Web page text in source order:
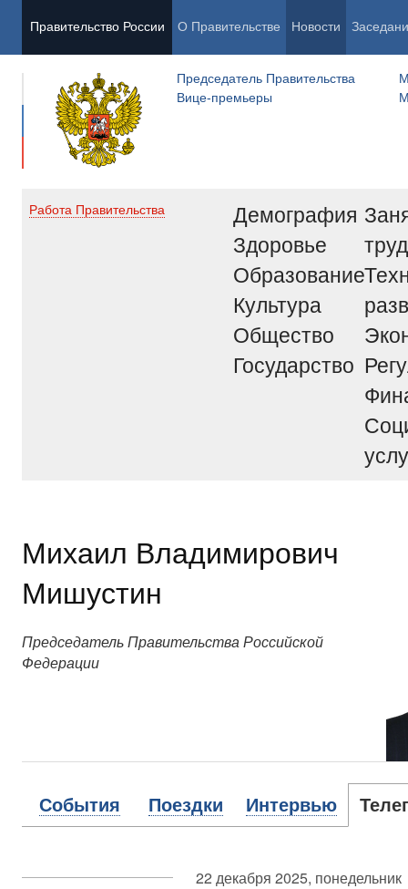
Правительство России О Правительстве Новости
Председатель Правительства
Вице-премьеры
Работа Правительства
Демография
Здоровье
Образование
Культура
Общество
Государство
труд
Михаил Владимирович
Мишустин
Председатель Правительства Российской
Федерации
События Поездки Интервью
22 декабря 2025, понедельник